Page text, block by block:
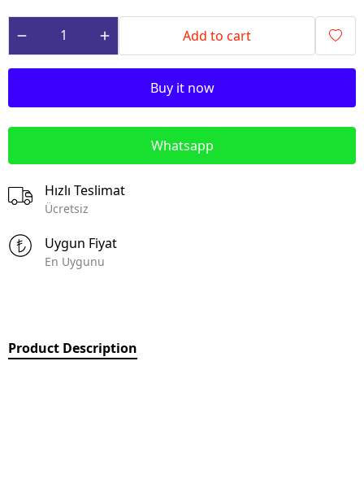
Add to cart
Buy it now
Whatsapp
Hızlı Teslimat
Ücretsiz
Uygun Fiyat
En Uygunu
Product Description